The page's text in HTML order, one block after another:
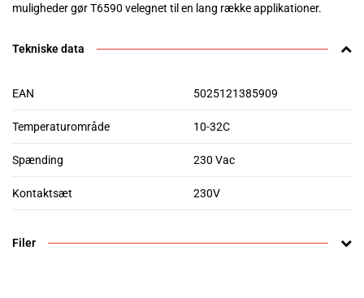
muligheder gør T6590 velegnet til en lang række applikationer.
Tekniske data
EAN 5025121385909
Temperaturområde 10-32C
Spænding 230 Vac
Kontaktsæt 230V
Filer